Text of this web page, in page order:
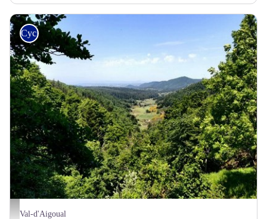
Vue panoramique sous l'Aigoual - Béatrice Galzin
Cyclo
Val-d'Aigoual